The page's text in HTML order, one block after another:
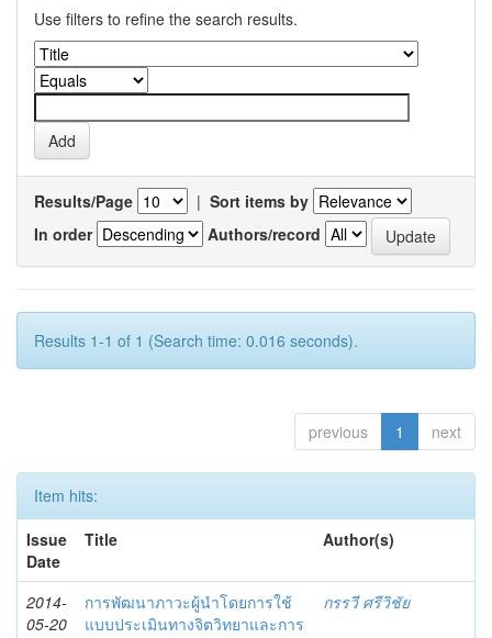
Use filters to refine the search results.
Results/Page | Sort items by
In order
Authors/record
Results 1-1 of 1 (Search time: 0.016 seconds).
previous 1 next
Item hits:
Issue
Date
Title Author(s)
2014-
05-20
การพัฒนาภาวะผู้นำโดยการใช้
แบบประเมินทางจิตวิทยาและการ
กรรวี ศรีวิชัย